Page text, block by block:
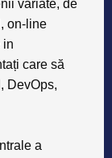
variate, de
on-line
in
care să
DevOps,
a